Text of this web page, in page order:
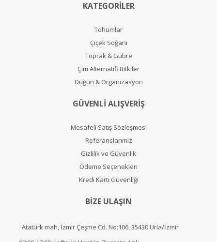
KATEGORİLER
Tohumlar
Çiçek Soğanı
Toprak & Gübre
Çim Alternatifi Bitkiler
Düğün & Organizasyon
GÜVENLİ ALIŞVERİŞ
Mesafeli Satış Sözleşmesi
Referanslarımız
Gizlilik ve Güvenlik
Ödeme Seçenekleri
Kredi Kartı Güvenliği
BİZE ULAŞIN
Atatürk mah, İzmir Çeşme Cd. No:106, 35430 Urla/İzmir